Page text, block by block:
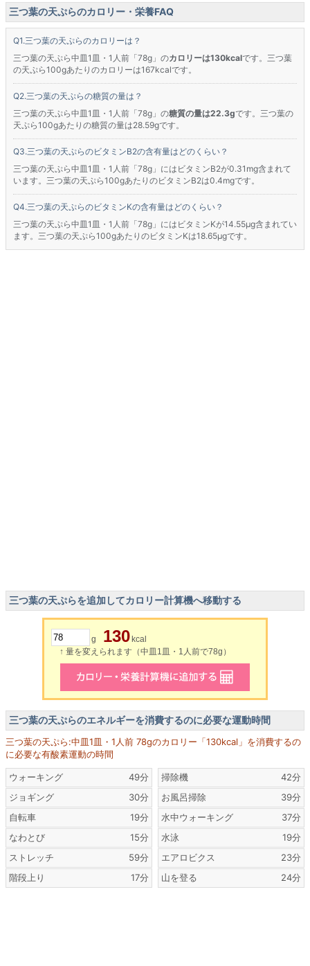
三つ葉の天ぷらのカロリー・栄養FAQ
三つ葉の天ぷらのカロリーは？
三つ葉の天ぷら中皿1皿・1人前「78g」のカロリーは130kcalです。三つ葉
の天ぷら100gあたりのカロリーは167kcalです。
三つ葉の天ぷらの糖質の量は？
三つ葉の天ぷら中皿1皿・1人前「78g」の糖質の量は22.3gです。三つ葉の
天ぷら100gあたりの糖質の量は28.59gです。
三つ葉の天ぷらのビタミンB2の含有量はどのくらい？
三つ葉の天ぷら中皿1皿・1人前「78g」にはビタミンB2が0.31mg含まれて
います。三つ葉の天ぷら100gあたりのビタミンB2は0.4mgです。
三つ葉の天ぷらのビタミンKの含有量はどのくらい？
三つ葉の天ぷら中皿1皿・1人前「78g」にはビタミンKが14.55μg含まれてい
ます。三つ葉の天ぷら100gあたりのビタミンKは18.65μgです。
三つ葉の天ぷらを追加してカロリー計算機へ移動する
g 130 kcal
↑ 量を変えられます（中皿1皿・1人前で78g）
三つ葉の天ぷらのエネルギーを消費するのに必要な運動時間
三つ葉の天ぷら:中皿1皿・1人前 78gのカロリー「130kcal」を消費するの
に必要な有酸素運動の時間
ウォーキング
49分
ジョギング
30分
自転車
19分
なわとび
15分
ストレッチ
59分
階段上り
17分
掃除機
42分
お風呂掃除
39分
水中ウォーキング
37分
水泳
19分
エアロビクス
23分
山を登る
24分